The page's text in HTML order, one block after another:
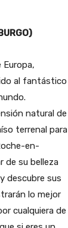
al fantástico
natural de
terrenal para
en-
de su belleza
descubre sus
lo mejor
cualquiera de